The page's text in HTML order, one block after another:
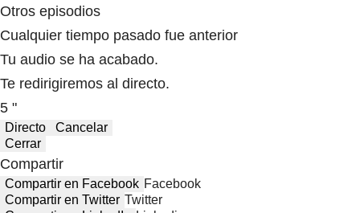
Otros episodios
Cualquier tiempo pasado fue anterior
Tu audio se ha acabado.
Te redirigiremos al directo.
5 "
Directo
Cancelar
Cerrar
Compartir
Compartir en Facebook Facebook
Compartir en Twitter Twitter